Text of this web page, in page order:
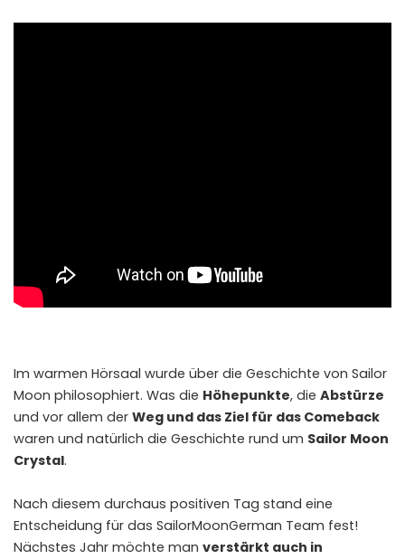
Im warmen Hörsaal wurde über die Geschichte von Sailor
Moon philosophiert. Was die Höhepunkte, die Abstürze
und vor allem der Weg und das Ziel für das Comeback
waren und natürlich die Geschichte rund um Sailor Moon
Crystal.
Nach diesem durchaus positiven Tag stand eine
Entscheidung für das SailorMoonGerman Team fest!
Nächstes Jahr möchte man verstärkt auch in